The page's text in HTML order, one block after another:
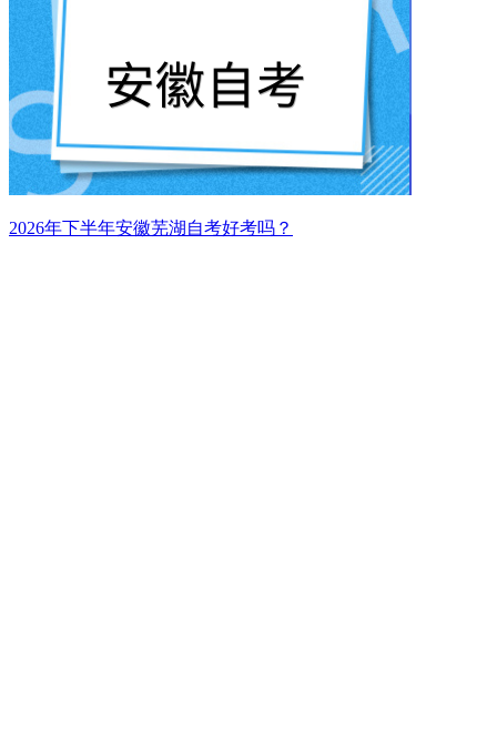
2026年下半年安徽芜湖自考好考吗？